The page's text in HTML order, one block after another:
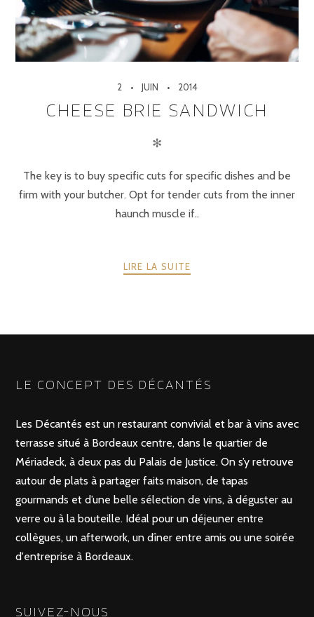
2 JUIN 2014
CHEESE BRIE SANDWICH
✻
The key is to buy specific cuts for specific dishes and be
firm with your butcher. Opt for tender cuts from the inner
haunch muscle if..
LIRE LA SUITE
LE CONCEPT DES DÉCANTÉS
Les Décantés est un restaurant convivial et bar à vins avec
terrasse situé à Bordeaux centre, dans le quartier de
Mériadeck, à deux pas du Palais de Justice. On s’y retrouve
autour de plats à partager faits maison, de tapas
gourmands et d’une belle sélection de vins, à déguster au
verre ou à la bouteille. Idéal pour un déjeuner entre
collègues, un afterwork, un dîner entre amis ou une soirée
d'entreprise à Bordeaux.
SUIVEZ-NOUS